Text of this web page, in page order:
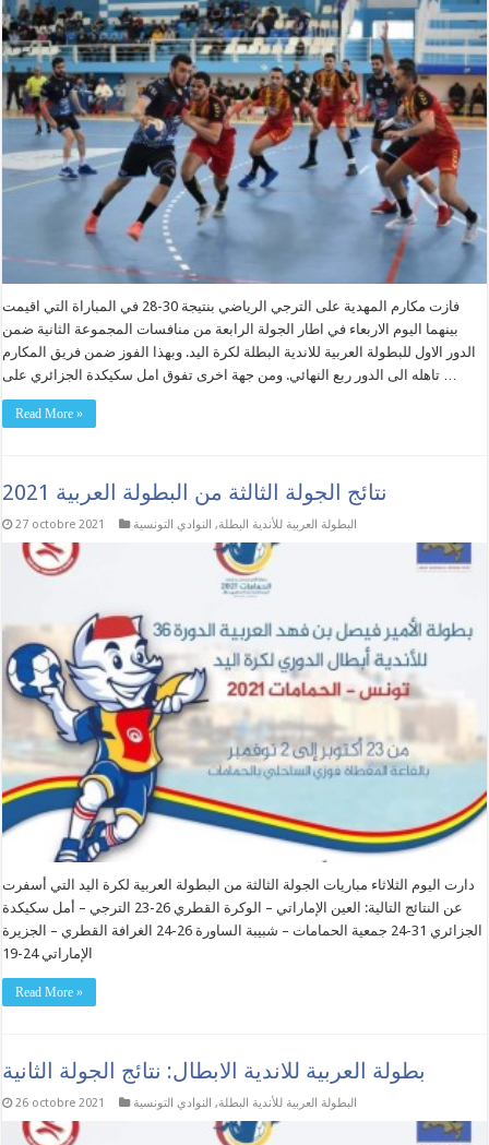
فازت مكارم المهدية على الترجي الرياضي بنتيجة 30-28 في المباراة التي اقيمت
بينهما اليوم الاربعاء في اطار الجولة الرابعة من منافسات المجموعة الثانية ضمن
الدور الاول للبطولة العربية للاندية البطلة لكرة اليد. وبهذا الفوز ضمن فريق المكارم
تاهله الى الدور ربع النهائي. ومن جهة اخرى تفوق امل سكيكدة الجزائري على …
Read More »
نتائج الجولة الثالثة من البطولة العربية 2021
27 octobre 2021 البطولة العربية للأندية البطلة, النوادي التونسية
دارت اليوم الثلاثاء مباريات الجولة الثالثة من البطولة العربية لكرة اليد التي أسفرت
عن النتائج التالية: العين الإماراتي – الوكرة القطري 26-23 الترجي – أمل سكيكدة
الجزائري 31-24 جمعية الحمامات – شبيبة الساورة 26-24 الغرافة القطري – الجزيرة
الإماراتي 24-19
Read More »
بطولة العربية للاندية الابطال: نتائج الجولة الثانية
26 octobre 2021 البطولة العربية للأندية البطلة, النوادي التونسية